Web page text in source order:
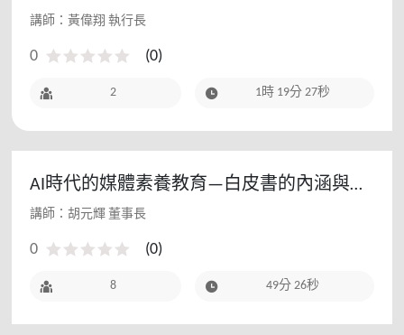
講師：黃偉翔 執行長
0 (0)
2 1時 19分 27秒
AI時代的媒體素養教育—白皮書的內涵與願
景 - 111教師研習(暑假進階場)
講師：胡元輝 董事長
0 (0)
8 49分 26秒